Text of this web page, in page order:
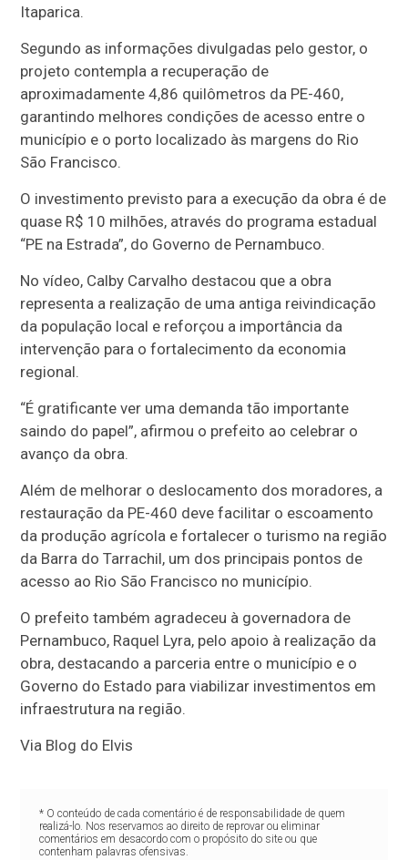
Itaparica.
Segundo as informações divulgadas pelo gestor, o
projeto contempla a recuperação de
aproximadamente 4,86 quilômetros da PE-460,
garantindo melhores condições de acesso entre o
município e o porto localizado às margens do Rio
São Francisco.
O investimento previsto para a execução da obra é de
quase R$ 10 milhões, através do programa estadual
“PE na Estrada”, do Governo de Pernambuco.
No vídeo, Calby Carvalho destacou que a obra
representa a realização de uma antiga reivindicação
da população local e reforçou a importância da
intervenção para o fortalecimento da economia
regional.
“É gratificante ver uma demanda tão importante
saindo do papel”, afirmou o prefeito ao celebrar o
avanço da obra.
Além de melhorar o deslocamento dos moradores, a
restauração da PE-460 deve facilitar o escoamento
da produção agrícola e fortalecer o turismo na região
da Barra do Tarrachil, um dos principais pontos de
acesso ao Rio São Francisco no município.
O prefeito também agradeceu à governadora de
Pernambuco, Raquel Lyra, pelo apoio à realização da
obra, destacando a parceria entre o município e o
Governo do Estado para viabilizar investimentos em
infraestrutura na região.
Via Blog do Elvis
* O conteúdo de cada comentário é de responsabilidade de quem
realizá-lo. Nos reservamos ao direito de reprovar ou eliminar
comentários em desacordo com o propósito do site ou que
contenham palavras ofensivas.